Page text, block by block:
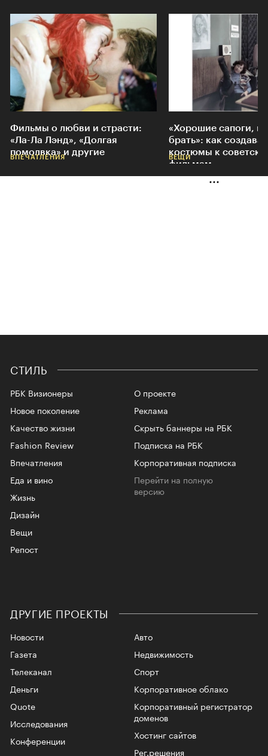
Фильмы о любви и страсти:
«Ла-Ла Лэнд», «Долгая
помолвка» и другие
ВПЕЧАТЛЕНИЯ
«Хорошие сапоги,
брать»: как
костюмы к
фильмам
ВЕЩИ
СТИЛЬ
РБК Визионеры
Новое поколение
Качество жизни
Fashion Review
Впечатления
Еда и вино
Жизнь
Дизайн
Вещи
Репост
О проекте
Реклама
Скрыть баннеры на РБК
Подписка на РБК
Корпоративная подписка
Перейти на полную
версию
ДРУГИЕ ПРОЕКТЫ
Новости
Газета
Телеканал
Авто
Недвижимость
Спорт
Корпоративное облако
Корпоративный регистратор
доменов
Хостинг сайтов
Рег.решения
Деньги
Quote
Исследования
Конференции